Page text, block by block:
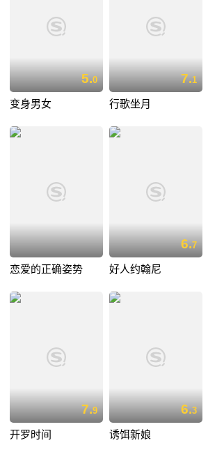
5.0
变身男女
7.1
行歌坐月
恋爱的正确姿势
6.7
好人约翰尼
7.9
开罗时间
6.3
诱饵新娘